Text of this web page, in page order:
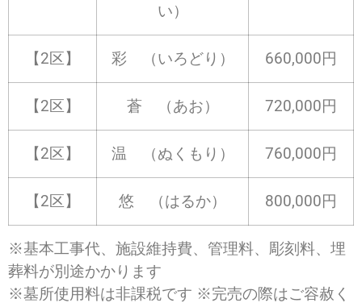
い）
【2区】 彩 （いろどり） 660,000円
【2区】 蒼 （あお） 720,000円
【2区】 温 （ぬくもり） 760,000円
【2区】 悠 （はるか） 800,000円
※基本工事代、施設維持費、管理料、彫刻料、埋
葬料が別途かかります
※墓所使用料は非課税です ※完売の際はご容赦く